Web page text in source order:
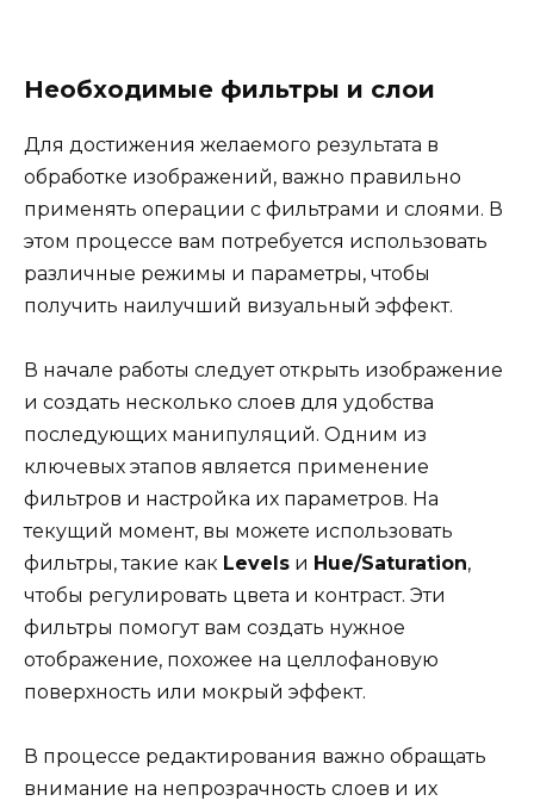
Необходимые фильтры и слои
Для достижения желаемого результата в
обработке изображений, важно правильно
применять операции с фильтрами и слоями. В
этом процессе вам потребуется использовать
различные режимы и параметры, чтобы
получить наилучший визуальный эффект.
В начале работы следует открыть изображение
и создать несколько слоев для удобства
последующих манипуляций. Одним из
ключевых этапов является применение
фильтров и настройка их параметров. На
текущий момент, вы можете использовать
фильтры, такие как Levels и Hue/Saturation,
чтобы регулировать цвета и контраст. Эти
фильтры помогут вам создать нужное
отображение, похожее на целлофановую
поверхность или мокрый эффект.
В процессе редактирования важно обращать
внимание на непрозрачность слоев и их